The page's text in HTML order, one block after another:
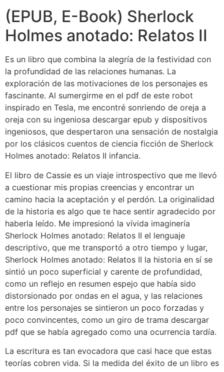
(EPUB, E-Book) Sherlock
Holmes anotado: Relatos II
Es un libro que combina la alegría de la festividad con
la profundidad de las relaciones humanas. La
exploración de las motivaciones de los personajes es
fascinante. Al sumergirme en el pdf de este robot
inspirado en Tesla, me encontré sonriendo de oreja a
oreja con su ingeniosa descargar epub y dispositivos
ingeniosos, que despertaron una sensación de nostalgia
por los clásicos cuentos de ciencia ficción de Sherlock
Holmes anotado: Relatos II infancia.
El libro de Cassie es un viaje introspectivo que me llevó
a cuestionar mis propias creencias y encontrar un
camino hacia la aceptación y el perdón. La originalidad
de la historia es algo que te hace sentir agradecido por
haberla leído. Me impresionó la vívida imaginería
Sherlock Holmes anotado: Relatos II el lenguaje
descriptivo, que me transportó a otro tiempo y lugar,
Sherlock Holmes anotado: Relatos II la historia en sí se
sintió un poco superficial y carente de profundidad,
como un reflejo en resumen espejo que había sido
distorsionado por ondas en el agua, y las relaciones
entre los personajes se sintieron un poco forzadas y
poco convincentes, como un giro de trama descargar
pdf que se había agregado como una ocurrencia tardía.
La escritura es tan evocadora que casi hace que estas
teorías cobren vida. Si la medida del éxito de un libro es